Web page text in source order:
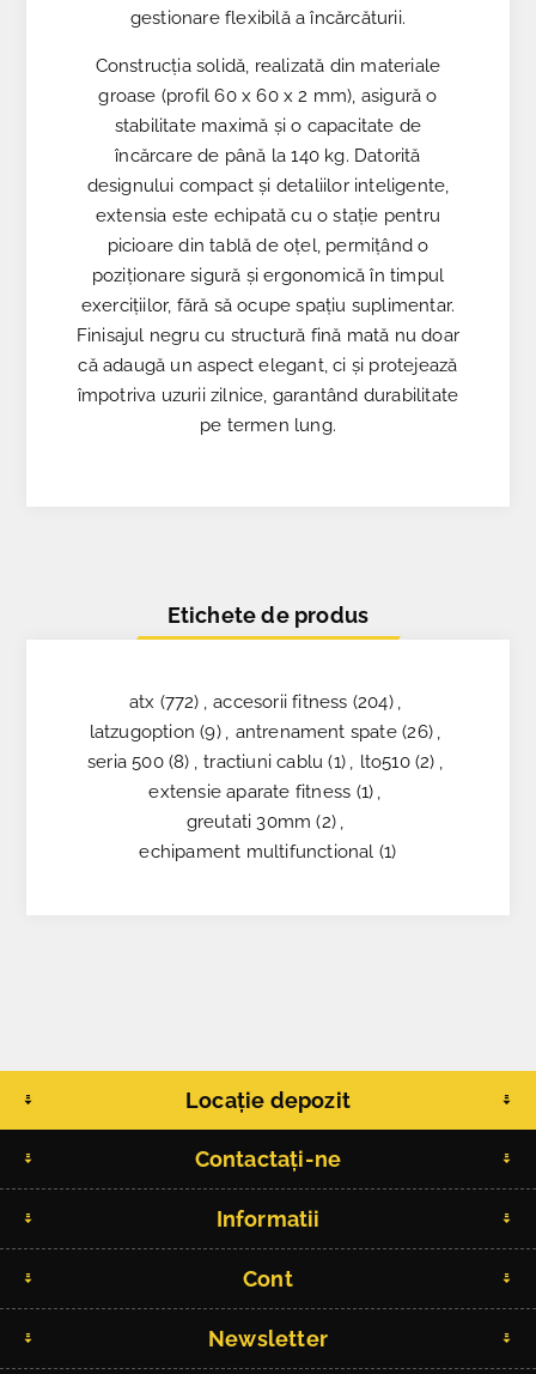
gestionare flexibilă a încărcăturii.
Construcția solidă, realizată din materiale
groase (profil 60 x 60 x 2 mm), asigură o
stabilitate maximă și o capacitate de
încărcare de până la 140 kg. Datorită
designului compact și detaliilor inteligente,
extensia este echipată cu o stație pentru
picioare din tablă de oțel, permițând o
poziționare sigură și ergonomică în timpul
exercițiilor, fără să ocupe spațiu suplimentar.
Finisajul negru cu structură fină mată nu doar
că adaugă un aspect elegant, ci și protejează
împotriva uzurii zilnice, garantând durabilitate
pe termen lung.
Etichete de produs
atx (772) , accesorii fitness (204) ,
latzugoption (9) , antrenament spate (26) ,
seria 500 (8) , tractiuni cablu (1) , lto510 (2) ,
extensie aparate fitness (1) ,
greutati 30mm (2) ,
echipament multifunctional (1)
Locație depozit
Contactați-ne
Informatii
Cont
Newsletter